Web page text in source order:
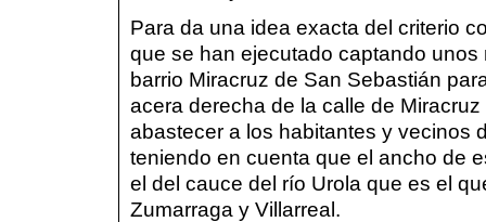
Para da una idea exacta del criterio
que se han ejecutado captando
barrio Miracruz de San Sebastián
acera derecha de la calle de
abastecer a los habitantes y vecinos
teniendo en cuenta que el ancho de
el del cauce del río Urola que es el
Zumarraga y Villarreal.